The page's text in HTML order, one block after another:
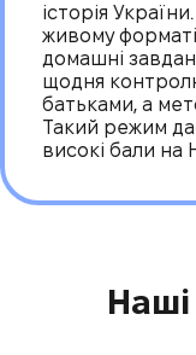
історія
живому
домашні
щодня
батьками, а
Такий режим
високі бали на
Наші